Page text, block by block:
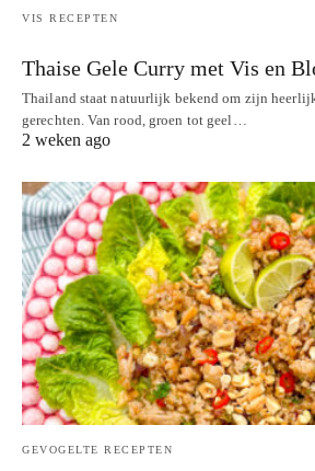
VIS RECEPTEN
Thaise Gele Curry met Vis en
Thailand staat natuurlijk bekend om zijn
gerechten. Van rood, groen tot geel…
2 weken ago
GEVOGELTE RECEPTEN